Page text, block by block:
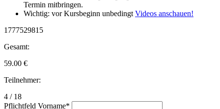
Termin mitbringen.
Wichtig: vor Kursbeginn unbedingt Videos anschauen!
1777529815
Gesamt:
59.00 €
Teilnehmer:
4 / 18
Pflichtfeld Vorname*